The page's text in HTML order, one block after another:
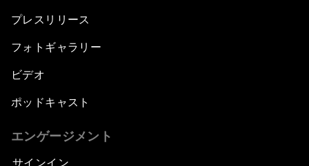
プレスリリース
フォトギャラリー
ビデオ
ポッドキャスト
エンゲージメント
サインイン